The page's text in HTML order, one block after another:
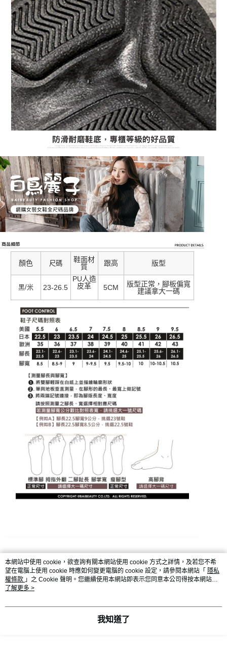
顏色 尺碼
鞋面材
質
跟高 版型
黑/米 23-26.5
PU人造
皮革
5CM
版型正常，腳板偏寬
建議拿大一碼
顯示電腦版詳細說明
本網站中使用 cookie，欲查詢有關本網站使用 cookie 方式之詳情，及若您不希
望在電腦上使用 cookie 時應如何變更電腦的 cookie 設定，請參閱本網站「 隱私
權條款 」之 Cookie 聲明。您繼續使用本網站即表示您同意本公司得按本網站使
用條款之 Cookie 聲明使用 cookie。
了解更多 >
我知道了